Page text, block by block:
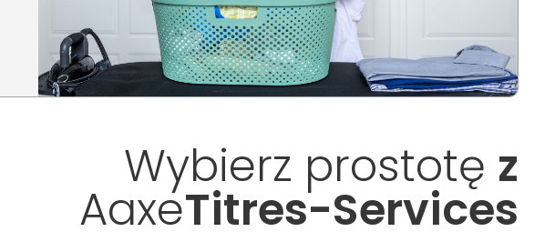
Wybierz prostotę z
AaxeTitres-Services